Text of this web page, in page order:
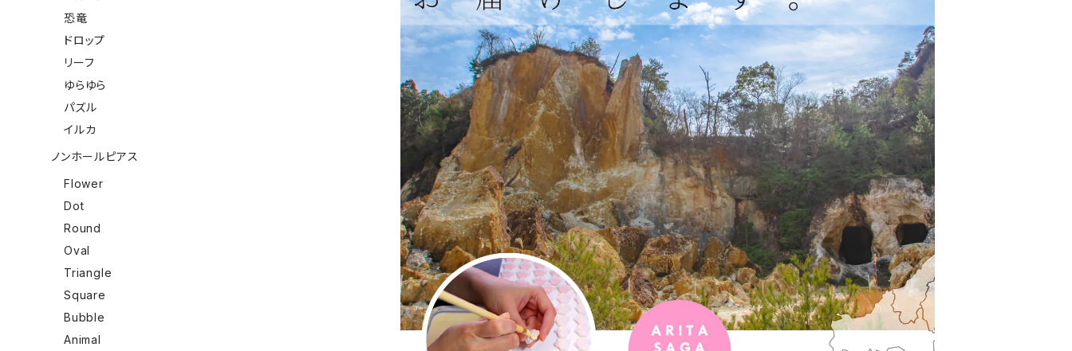
恐竜
ドロップ
リーフ
ゆらゆら
パズル
イルカ
ノンホールピアス
Flower
Dot
Round
Oval
Triangle
Square
Bubble
Animal